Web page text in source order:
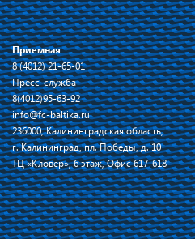
Приемная
8 (4012) 21-65-01
Пресс-служба
8(4012)95-63-92
info@fc-baltika.ru
236000, Калининградская область,
г. Калининград, пл. Победы, д. 10
ТЦ «Кловер», 6 этаж, Офис 617-618